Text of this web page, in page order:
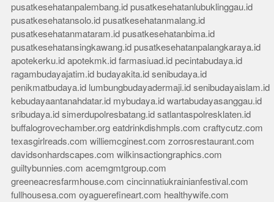
pusatkesehatanpalembang.id pusatkesehatanlubuklinggau.id
pusatkesehatansolo.id pusatkesehatanmalang.id
pusatkesehatanmataram.id pusatkesehatanbima.id
pusatkesehatansingkawang.id pusatkesehatanpalangkaraya.id
apotekerku.id apotekmk.id farmasiuad.id pecintabudaya.id
ragambudayajatim.id budayakita.id senibudaya.id
penikmatbudaya.id lumbungbudayadermaji.id senibudayaislam.id
kebudayaantanahdatar.id mybudaya.id wartabudayasanggau.id
sribudaya.id simerdupolresbatang.id satlantaspolresklaten.id
buffalogrovechamber.org eatdrinkdishmpls.com craftycutz.com
texasgirlreads.com williemcginest.com zorrosrestaurant.com
davidsonhardscapes.com wilkinsactiongraphics.com
guiltybunnies.com acemgmtgroup.com
greeneacresfarmhouse.com cincinnatiukrainianfestival.com
fullhousesa.com oyaguerefineart.com healthywife.com